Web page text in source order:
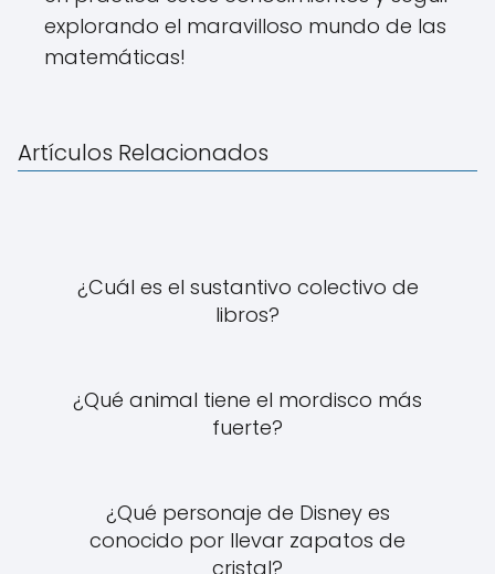
explorando el maravilloso mundo de las
matemáticas!
Artículos Relacionados
¿Cuál es el sustantivo colectivo de
libros?
¿Qué animal tiene el mordisco más
fuerte?
¿Qué personaje de Disney es
conocido por llevar zapatos de
cristal?